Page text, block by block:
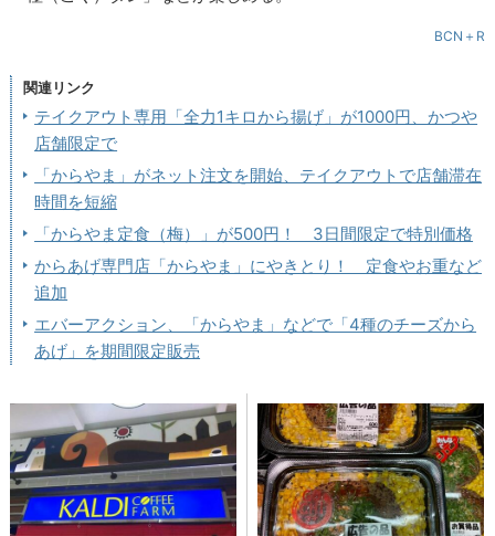
BCN＋R
関連リンク
テイクアウト専用「全力1キロから揚げ」が1000円、かつや
店舗限定で
「からやま」がネット注文を開始、テイクアウトで店舗滞在
時間を短縮
「からやま定食（梅）」が500円！ 3日間限定で特別価格
からあげ専門店「からやま」にやきとり！ 定食やお重など
追加
エバーアクション、「からやま」などで「4種のチーズから
あげ」を期間限定販売